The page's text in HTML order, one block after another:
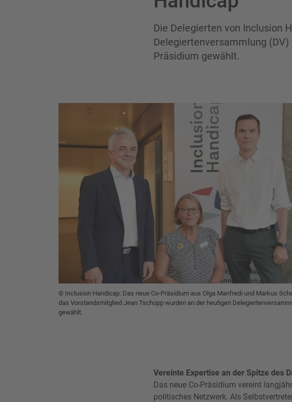
Die Delegierten von Inclusion
Delegiertenversammlung
Präsidium gewählt.
© Inclusion Handicap: Das neue Co-Präsidium aus Olga Manfredi und Markus
das Vorstandsmitglied Jean Tschopp wurden an der heutigen
gewählt.
Vereinte Expertise an der Spitze des
Das neue Co-Präsidium vereint
politisches Netzwerk. Als